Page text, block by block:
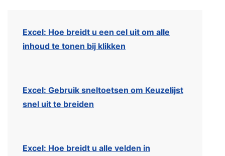
Excel: Hoe breidt u een cel uit om alle
inhoud te tonen bij klikken
Excel: Gebruik sneltoetsen om Keuzelijst
snel uit te breiden
Excel: Hoe breidt u alle velden in